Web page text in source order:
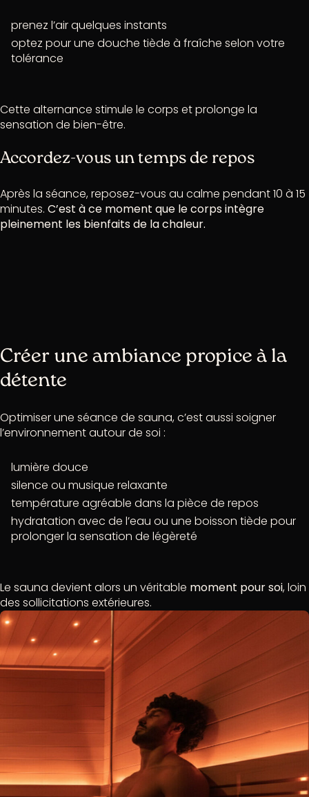
prenez l’air quelques instants
optez pour une douche tiède à fraîche selon votre
tolérance
Cette alternance stimule le corps et prolonge la
sensation de bien-être.
Accordez-vous un temps de repos
Après la séance, reposez-vous au calme pendant 10 à 15
minutes. C’est à ce moment que le corps intègre
pleinement les bienfaits de la chaleur.
Créer une ambiance propice à la
détente
Optimiser une séance de sauna, c’est aussi soigner
l’environnement autour de soi :
lumière douce
silence ou musique relaxante
température agréable dans la pièce de repos
hydratation avec de l’eau ou une boisson tiède pour
prolonger la sensation de légèreté
Le sauna devient alors un véritable moment pour soi, loin
des sollicitations extérieures.